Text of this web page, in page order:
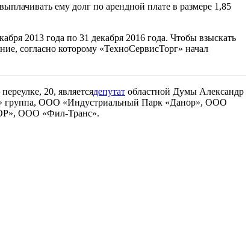
ему долг по арендной плате в размере 1,85
2013 года по 31 декабря 2016 года. Чтобы взыскать
согласно которому «ТехноСервисТорг» начал
20, являетсядепутат областной Думы Александр
группа, ООО «Индустриальный Парк «Данор», ООО
ООО «Фил-Транс».